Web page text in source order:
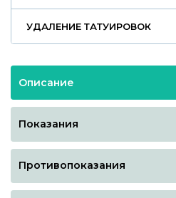
УДАЛЕНИЕ ТАТУИРОВОК
Описание
Показания
Противопоказания